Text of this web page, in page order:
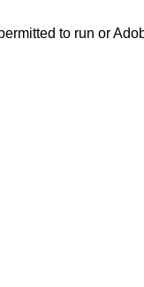
to run or